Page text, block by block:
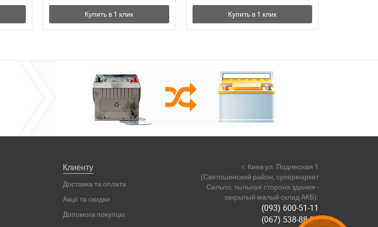
Клиенту
Доставка та оплата
Акції та скидки
Допомога покупцю
г. Киев ул. Подлесная 1
(Святошинский район, супермаркет
Сильпо, тыльная сторона здания -
закрытый малый склад АКБ).
(093) 600-51-11
(067) 538-88-81